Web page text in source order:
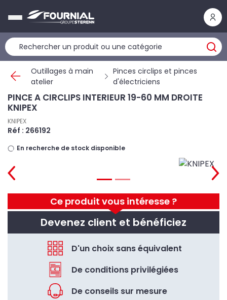
Outillages à main
atelier
Pinces circlips et pinces
d'électriciens
Ce produit vous intéresse ?
Devenez client et bénéficiez
D'un choix sans équivalent
De conditions privilégiées
De conseils sur mesure
PINCE A CIRCLIPS INTERIEUR 19-60 MM DROITE
KNIPEX
KNIPEX
Réf : 266192
En recherche de stock disponible